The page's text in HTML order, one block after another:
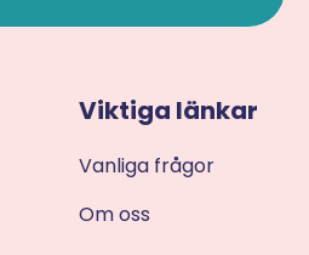
Viktiga länkar
Vanliga frågor
Om oss